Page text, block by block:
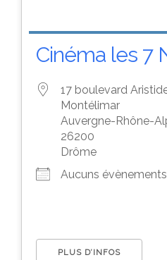
Cinéma les 7
17 boulevard
Montélimar
Auvergne-Rhône-
26200
Drôme
Aucuns
PLUS D’INFOS